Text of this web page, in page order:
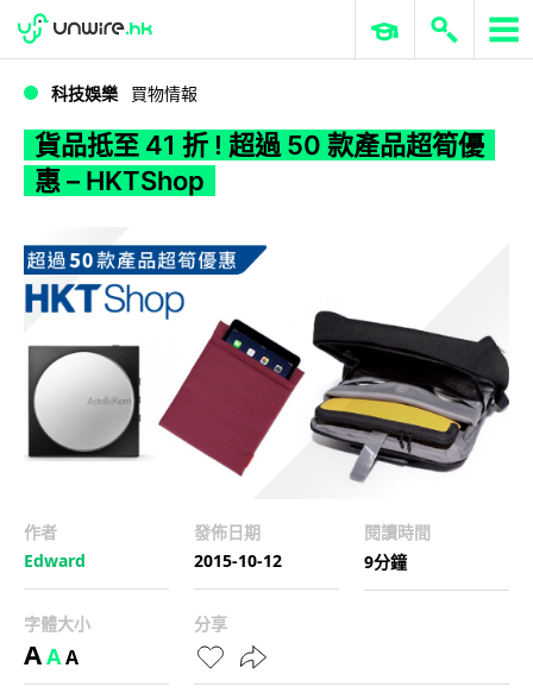
WWDC 2026 ERP 與商業 AI
科技娛樂 買物情報
貨品抵至 41 折 ! 超過 50 款產品超筍優
惠 – HKTShop
作者
Edward
發佈日期
2015-10-12
閱讀時間
9分鐘
字體大小
AAA
分享